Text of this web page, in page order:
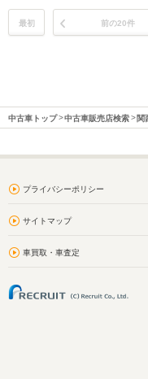
最初 前の20件
中古車トップ 中古車販売店検索 関
プライバシーポリシー
サイトマップ
車買取・車査定